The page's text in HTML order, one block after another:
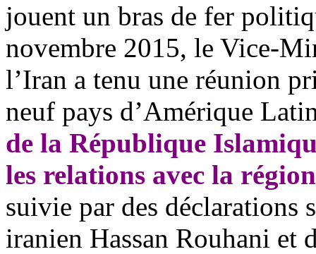
jouent un bras de fer
novembre 2015, le Vice-
l’Iran a tenu une réunion
neuf pays d’Amérique
de la République
les relations avec la région
suivie par des déclarations
iranien Hassan Rouhani et